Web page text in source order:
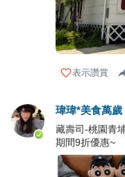
表示讚賞
瑋瑋*美食萬歲
藏壽司-桃園青
期間9折優惠~